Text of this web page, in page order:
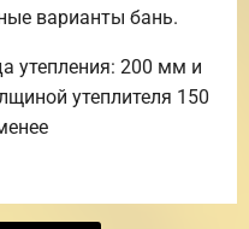
варианты бань.
утепления: 200 мм и
утеплителя 150